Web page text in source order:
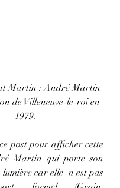
Martin : André Martin
de Villeneuve-le-roi en
1979.
post pour afficher cette
Martin qui porte son
car elle  n'est pas